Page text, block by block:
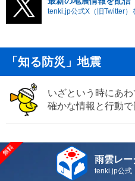
tenki.jp公式X（旧Twitter）
「知る防災」地震
いざという時にあ
確かな情報と行動
雨雲レー
tenki.jp公